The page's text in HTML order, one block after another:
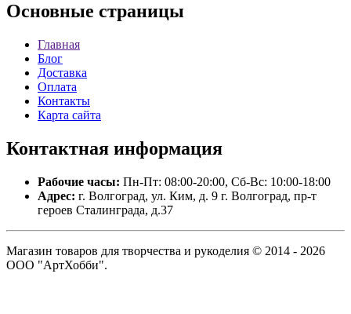
Основные страницы
Главная
Блог
Доставка
Оплата
Контакты
Карта сайта
Контактная информация
Рабочие часы: Пн-Пт: 08:00-20:00, Сб-Вс: 10:00-18:00
Адрес: г. Волгоград, ул. Ким, д. 9 г. Волгоград, пр-т
героев Сталинграда, д.37
Магазин товаров для творчества и рукоделия © 2014 - 2026
ООО "АртХобби".